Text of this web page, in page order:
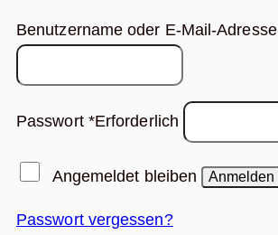
Benutzername oder E-Mail-Adresse
Passwort *Erforderlich
Angemeldet bleiben Anmelden
Passwort vergessen?